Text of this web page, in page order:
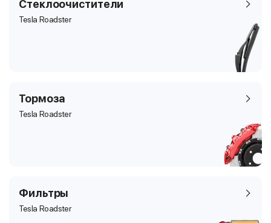
Стеклоочистители
Tesla Roadster
Тормоза
Tesla Roadster
Фильтры
Tesla Roadster